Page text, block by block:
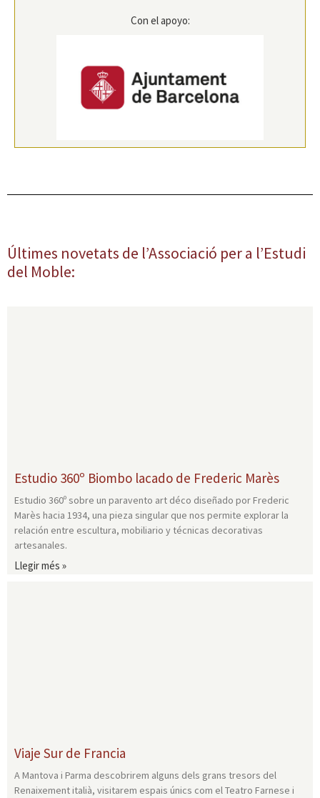
Con el apoyo:
Últimes novetats de l’Associació per a l’Estudi
del Moble:
Estudio 360º Biombo lacado de Frederic Marès
Estudio 360º sobre un paravento art déco diseñado por Frederic
Marès hacia 1934, una pieza singular que nos permite explorar la
relación entre escultura, mobiliario y técnicas decorativas
artesanales.
Llegir més »
Viaje Sur de Francia
A Mantova i Parma descobrirem alguns dels grans tresors del
Renaixement italià, visitarem espais únics com el Teatro Farnese i